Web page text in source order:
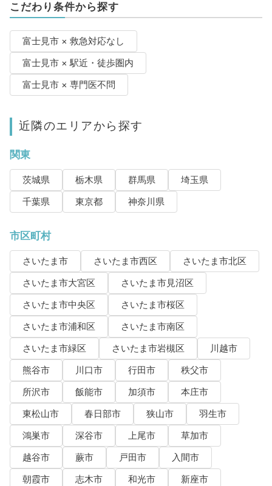
こだわり条件から探す
富士見市 × 救急対応なし
富士見市 × 駅近・徒歩圏内
富士見市 × 専門医不問
近隣のエリアから探す
関東
茨城県 栃木県 群馬県
埼玉県
千葉県
東京都 神奈川県
市区町村
さいたま市 さいたま市西区
さいたま市北区
さいたま市大宮区
さいたま市見沼区
さいたま市中央区
さいたま市桜区
さいたま市浦和区
さいたま市南区
さいたま市緑区
さいたま市岩槻区
川越市
熊谷市
川口市 行田市
秩父市
所沢市
飯能市 加須市
本庄市
東松山市
春日部市 狭山市
羽生市
鴻巣市
深谷市 上尾市
草加市
越谷市
蕨市 戸田市
入間市
朝霞市
志木市 和光市
新座市